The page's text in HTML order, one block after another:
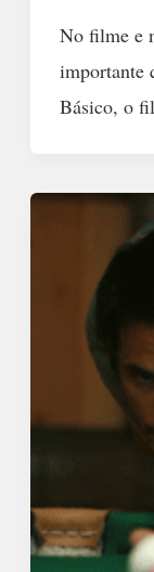
No filme e
importante
Básico, o